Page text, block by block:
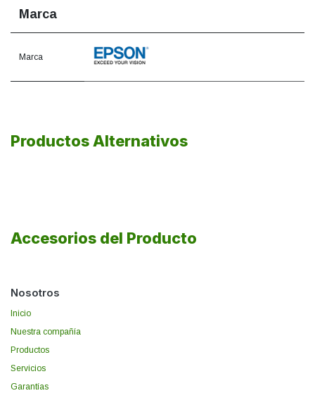
Marca
Marca
Productos Alternativos
Accesorios del Producto
Nosotros
Inicio
Nuestra compañía
Productos
Servicios
Garantías